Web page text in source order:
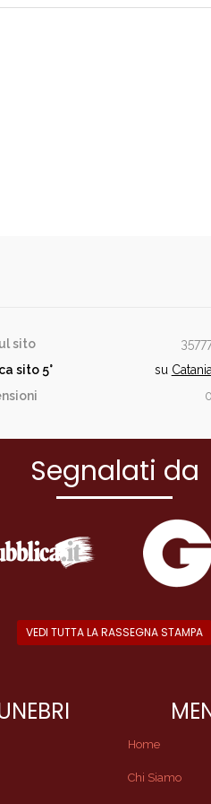
sito
sito 5° su Catania
0
Segnalati da
VEDI TUTTA LA RASSEGNA STAMPA
Home
Chi Siamo